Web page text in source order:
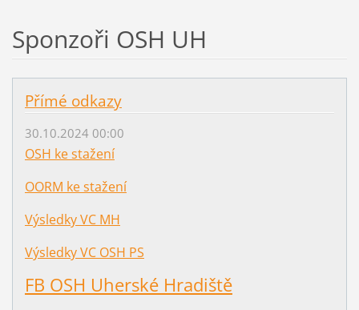
Sponzoři OSH UH
Přímé odkazy
30.10.2024 00:00
OSH ke stažení
OORM ke stažení
Výsledky VC MH
Výsledky VC OSH PS
FB OSH Uherské Hradiště